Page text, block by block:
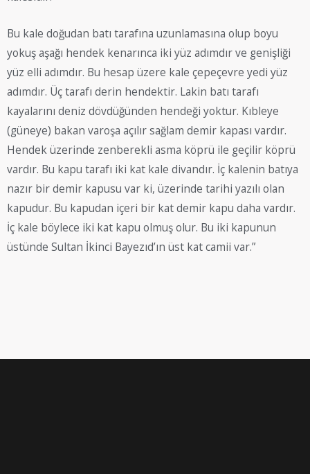
Bu kale doğudan batı tarafına uzunlamasına olup boyu
yokuş aşağı hendek kenarınca iki yüz adımdır ve genişliği
yüz elli adımdır. Bu hesap üzere kale çepeçevre yedi yüz
adımdır. Üç tarafı derin hendektir. Lakin batı tarafı
kayalarını deniz dövdüğünden hendeği yoktur. Kıbleye
(güneye) bakan varoşa açılır sağlam demir kapası vardır.
Hendek üzerinde zenberekli asma köprü ile geçilir köprü
vardır. Bu kapu tarafı iki kat kale divandır. İç kalenin batıya
nazır bir demir kapusu var ki, üzerinde tarihi yazılı olan
kapudur. Bu kapudan içeri bir kat demir kapu daha vardır.
İç kale böylece iki kat kapu olmuş olur. Bu iki kapunun
üstünde Sultan İkinci Bayezıd’ın üst kat camii var.”